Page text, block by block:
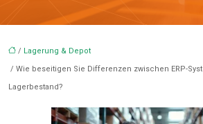
/ Lagerung & Depot
/ Wie beseitigen Sie Differenzen zwischen ERP-
Lagerbestand?